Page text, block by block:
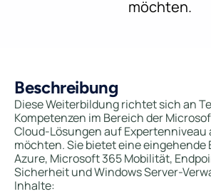
möchten.
Beschreibung
Diese Weiterbildung richtet sich an
Kompetenzen im Bereich der
Cloud-Lösungen auf Expertenniveau
möchten. Sie bietet eine
Azure, Microsoft 365 Mobilität,
Sicherheit und Windows Server-
Inhalte: